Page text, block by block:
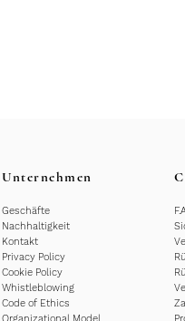
Unternehmen
Geschäfte
Nachhaltigkeit
Kontakt
Privacy Policy
Cookie Policy
Whistleblowing
Code of Ethics